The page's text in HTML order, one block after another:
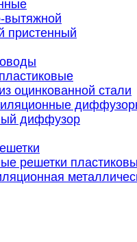
вытяжной
пристенный
оцинкованной стали
диффузор
решетки